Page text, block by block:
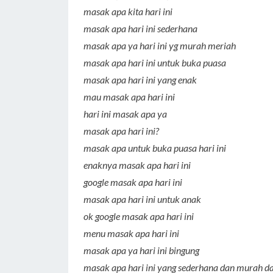
masak apa kita hari ini
masak apa hari ini sederhana
masak apa ya hari ini yg murah meriah
masak apa hari ini untuk buka puasa
masak apa hari ini yang enak
mau masak apa hari ini
hari ini masak apa ya
masak apa hari ini?
masak apa untuk buka puasa hari ini
enaknya masak apa hari ini
google masak apa hari ini
masak apa hari ini untuk anak
ok google masak apa hari ini
menu masak apa hari ini
masak apa ya hari ini bingung
masak apa hari ini yang sederhana dan murah